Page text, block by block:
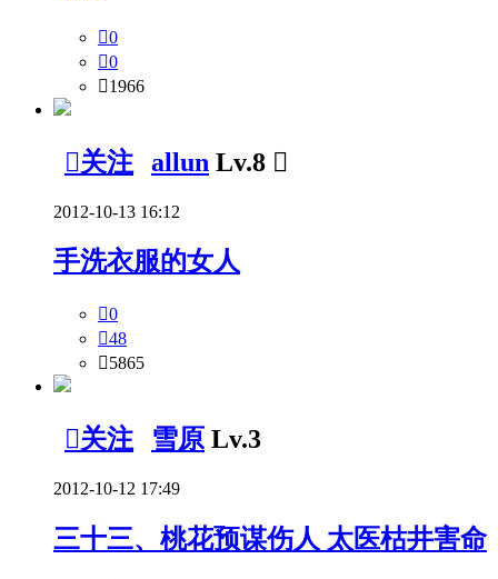
0
0
1966
关注 allun Lv.8 
2012-10-13 16:12
手洗衣服的女人
0
48
5865
关注 雪原 Lv.3
2012-10-12 17:49
三十三、桃花预谋伤人 太医枯井害命